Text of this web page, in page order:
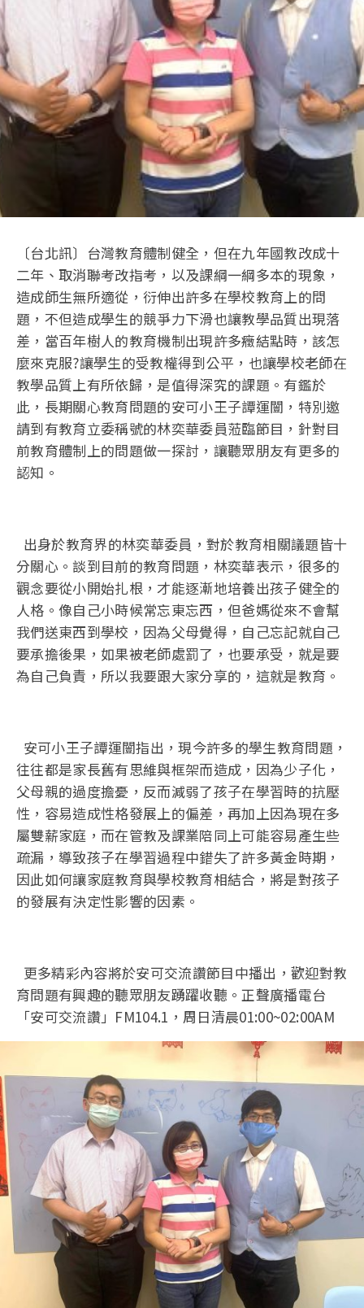
〔台北訊〕台灣教育體制健全，但在九年國教改成十
二年、取消聯考改指考，以及課綱一綱多本的現象，
造成師生無所適從，衍伸出許多在學校教育上的問
題，不但造成學生的競爭力下滑也讓教學品質出現落
差，當百年樹人的教育機制出現許多癥結點時，該怎
麼來克服?讓學生的受教權得到公平，也讓學校老師在
教學品質上有所依歸，是值得深究的課題。有鑑於
此，長期關心教育問題的安可小王子譚運闓，特別邀
請到有教育立委稱號的林奕華委員蒞臨節目，針對目
前教育體制上的問題做一探討，讓聽眾朋友有更多的
認知。
出身於教育界的林奕華委員，對於教育相關議題皆十
分關心。談到目前的教育問題，林奕華表示，很多的
觀念要從小開始扎根，才能逐漸地培養出孩子健全的
人格。像自己小時候常忘東忘西，但爸媽從來不會幫
我們送東西到學校，因為父母覺得，自己忘記就自己
要承擔後果，如果被老師處罰了，也要承受，就是要
為自己負責，所以我要跟大家分享的，這就是教育。
安可小王子譚運闓指出，現今許多的學生教育問題，
往往都是家長舊有思維與框架而造成，因為少子化，
父母親的過度擔憂，反而減弱了孩子在學習時的抗壓
性，容易造成性格發展上的偏差，再加上因為現在多
屬雙薪家庭，而在管教及課業陪同上可能容易產生些
疏漏，導致孩子在學習過程中錯失了許多黃金時期，
因此如何讓家庭教育與學校教育相結合，將是對孩子
的發展有決定性影響的因素。
更多精彩內容將於安可交流讚節目中播出，歡迎對教
育問題有興趣的聽眾朋友踴躍收聽。正聲廣播電台
「安可交流讚」FM104.1，周日清晨01:00~02:00AM